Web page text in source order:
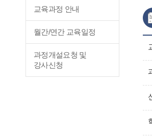
교육과정 안내
월간/연간 교육일정
과정개설요청 및
강사신청